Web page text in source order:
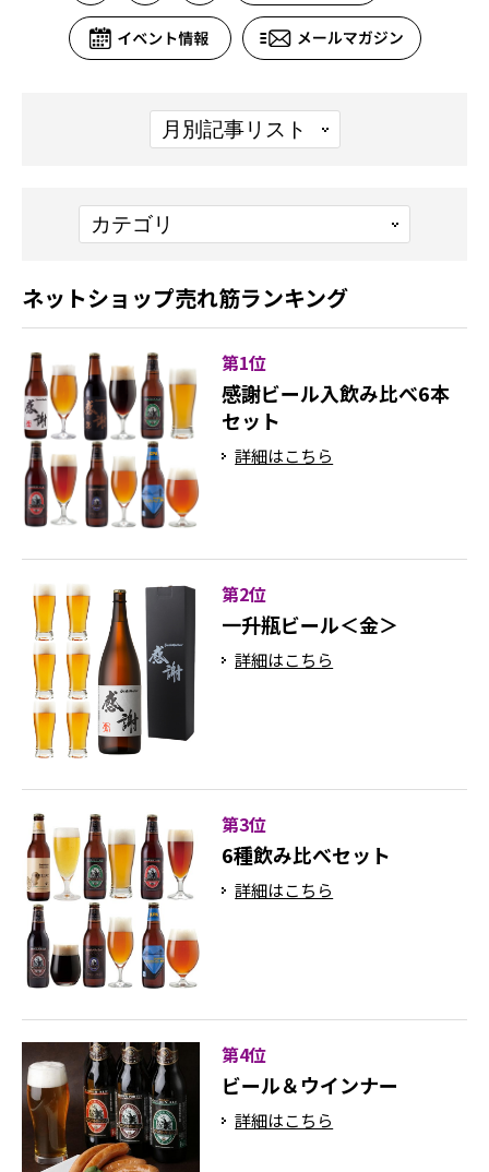
ネットショップ売れ筋ランキング
第1位
感謝ビール入飲み比べ6本
セット
詳細はこちら
第2位
一升瓶ビール＜金＞
詳細はこちら
第3位
6種飲み比べセット
詳細はこちら
第4位
ビール＆ウインナー
詳細はこちら